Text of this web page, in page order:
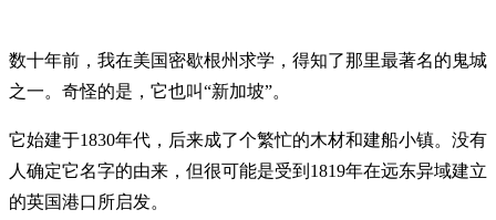
数十年前，我在美国密歇根州求学，得知了那里最著名的鬼城
之一。奇怪的是，它也叫“新加坡”。
它始建于1830年代，后来成了个繁忙的木材和建船小镇。没有
人确定它名字的由来，但很可能是受到1819年在远东异域建立
的英国港口所启发。